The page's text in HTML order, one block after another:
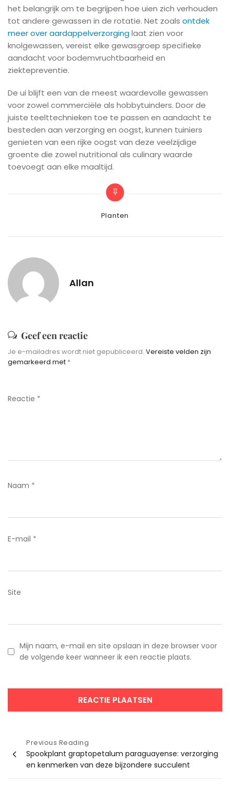
het belangrijk om te begrijpen hoe uien zich verhouden
tot andere gewassen in de rotatie. Net zoals ontdek
meer over aardappelverzorginglaat zien voor
knolgewassen, vereist elke gewasgroep specifieke
aandacht voor bodemvruchtbaarheid en
ziektepreventie.
De ui blijft een van de meest waardevolle gewassen
voor zowel commerciële als hobbytuinders. Door de
juiste teelttechnieken toe te passen en aandacht te
besteden aan verzorging en oogst, kunnen tuiniers
genieten van een rijke oogst van deze veelzijdige
groente die zowel nutritional als culinary waarde
toevoegt aan elke maaltijd.
Categories
Planten
Allan
Geef een reactie
Je e-mailadres wordt niet gepubliceerd. Vereiste velden zijn
gemarkeerd met *
Reactie *
Naam *
E-mail *
Site
Mijn naam, e-mail en site opslaan in deze browser voor
de volgende keer wanneer ik een reactie plaats.
Bericht
navigatie
Previous Reading
Spookplant graptopetalum paraguayense: verzorging
en kenmerken van deze bijzondere succulent